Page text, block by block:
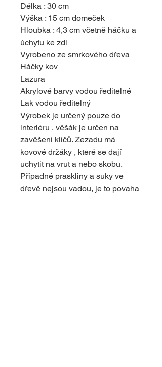
Délka : 30 cm
Výška : 15 cm domeček
Hloubka : 4,3 cm včetně háčků a
úchytu ke zdi
Vyrobeno ze smrkového dřeva
Háčky kov
Lazura
Akrylové barvy vodou ředitelné
Lak vodou ředitelný
Výrobek je určený pouze do
interiéru , věšák je určen na
zavěšení klíčů. Zezadu má
kovové držáky , které se dají
uchytit na vrut a nebo skobu.
Případné praskliny a suky ve
dřevě nejsou vadou, je to povaha